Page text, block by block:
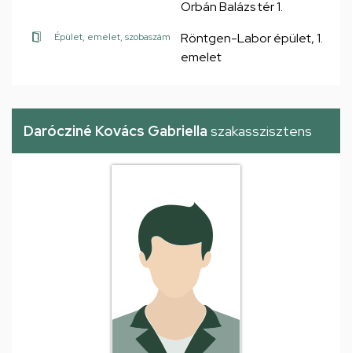
Orbán Balázs tér 1.
Épület, emelet, szobaszám
Röntgen-Labor épület, 1.
emelet
Darócziné Kovács Gabriella szakasszisztens